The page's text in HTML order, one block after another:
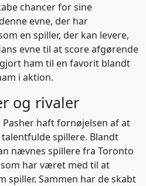
chancer for sine
evne, der har
en spiller, der kan levere,
evne til at score afgørende
ham til en favorit blandt
i aktion.
og rivaler
haft fornøjelsen af at
spillere. Blandt
nævnes spillere fra Toronto
har været med til at
spiller. Sammen har de skabt